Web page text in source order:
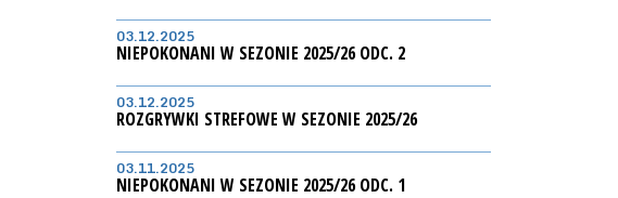
03.12.2025
NIEPOKONANI W SEZONIE 2025/26 ODC. 2
03.12.2025
ROZGRYWKI STREFOWE W SEZONIE 2025/26
03.11.2025
NIEPOKONANI W SEZONIE 2025/26 ODC. 1